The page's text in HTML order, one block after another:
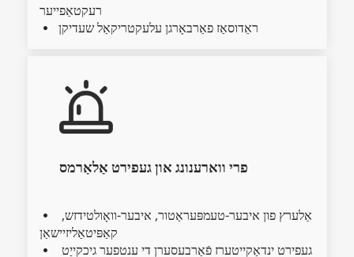
רעקטאַפייער
 ראַדוסאַז פאַרבאָרגן עלעקטריקאַל שעדיקן
פרי ווארענונג און געפירט אַלאַרמס

קאַפּיטאַליזיישאַן
